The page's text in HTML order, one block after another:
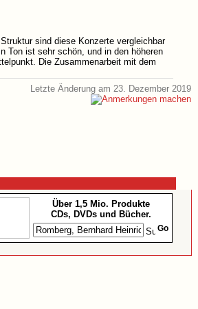
sind diese Konzerte vergleichbar
Ton ist sehr schön, und in den höheren
Die Zusammenarbeit mit dem
Letzte Änderung am 23. Dezember 2019
Über 1,5 Mio. Produkte
CDs, DVDs und Bücher.
Go